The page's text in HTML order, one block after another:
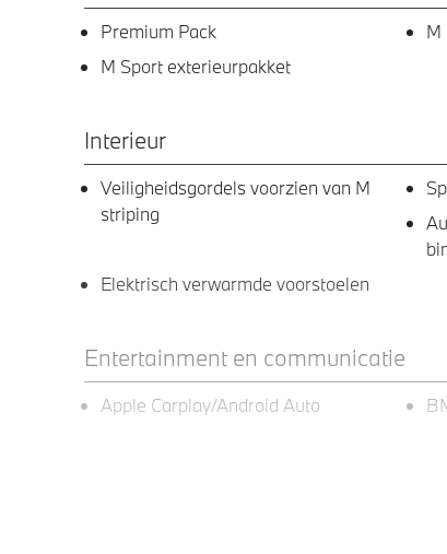
Premium Pack M
M Sport exterieurpakket
Interieur
Veiligheidsgordels voorzien van M
striping
Elektrisch verwarmde voorstoelen
Entertainment en communicatie
Apple Carplay/Android Auto